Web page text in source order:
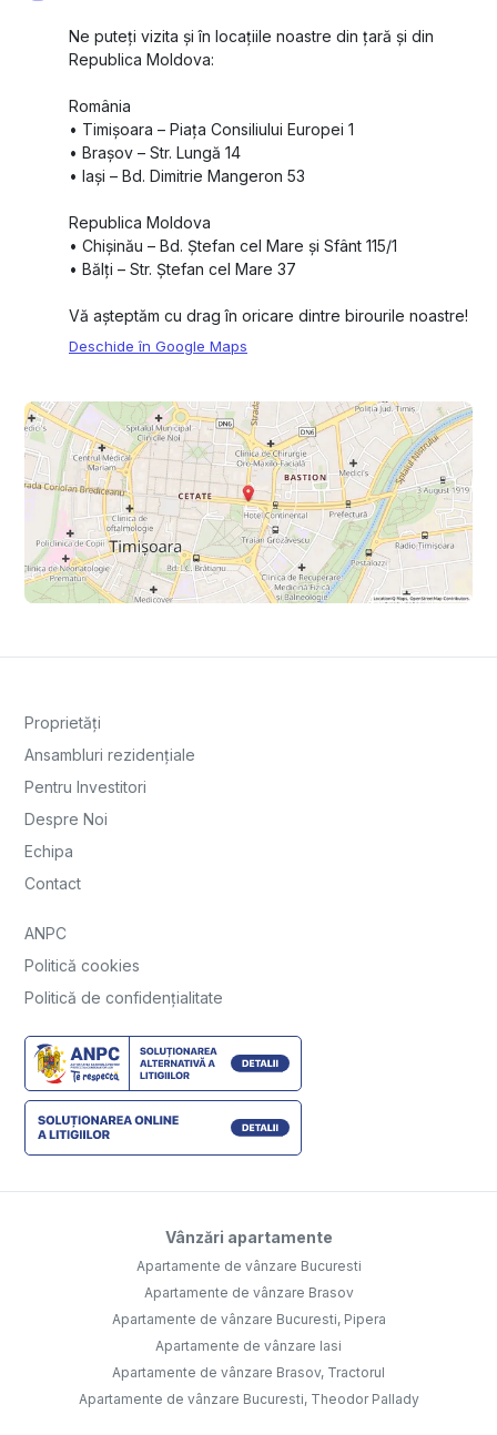
Ne puteți vizita și în locațiile noastre din țară și din
Republica Moldova:
România
•⁠ ⁠Timișoara – Piața Consiliului Europei 1
•⁠ ⁠Brașov – Str. Lungă 14
•⁠ ⁠Iași – Bd. Dimitrie Mangeron 53
Republica Moldova
•⁠ ⁠Chișinău – Bd. Ștefan cel Mare și Sfânt 115/1
•⁠ ⁠Bălți – Str. Ștefan cel Mare 37
Vă așteptăm cu drag în oricare dintre birourile noastre!
Deschide în Google Maps
Proprietăți
Ansambluri rezidențiale
Pentru Investitori
Despre Noi
Echipa
Contact
ANPC
Politică cookies
Politică de confidențialitate
Vânzări apartamente
Apartamente de vânzare Bucuresti
Apartamente de vânzare Brasov
Apartamente de vânzare Bucuresti, Pipera
Apartamente de vânzare Iasi
Apartamente de vânzare Brasov, Tractorul
Apartamente de vânzare Bucuresti, Theodor Pallady